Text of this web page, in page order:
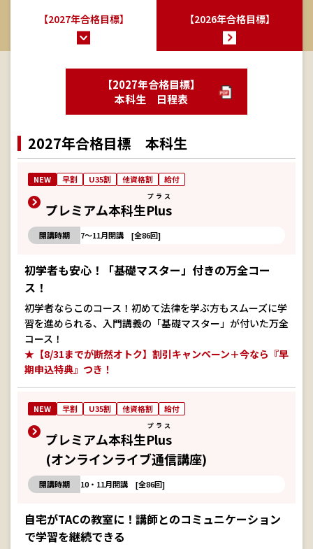
【2027年合格目標】 【2026年合格目標】
【2027年合格目標】
本科生 日程表
2027年合格目標 本科生
NEW 早割 U35割 他資格割 給付
プレミアム本科生Plus
プラス
開講時期 7～11月開講 [全86回]
初学者も安心！「基礎マスター」付きの万全コー
ス！
初学者ならこのコース！初めて法律を学ぶ方もスムーズに学
習を進められる、入門講義の「基礎マスター」が付いた万全
コース！
★【8/31までが断然オトク】割引キャンペーン＋今なら『早
期申込特典』つき！
NEW 早割 U35割 他資格割 給付
プレミアム本科生Plus
プラス
(オンラインライブ通信講座)
開講時期 10・11月開講 [全86回]
自宅がTACの教室に！講師とのコミュニケーション
で学習を継続できる